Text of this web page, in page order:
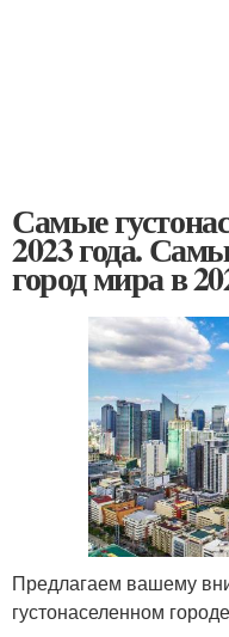
Самые
2023 года.
город мира в
Предлагаем вашему
густонаселенном